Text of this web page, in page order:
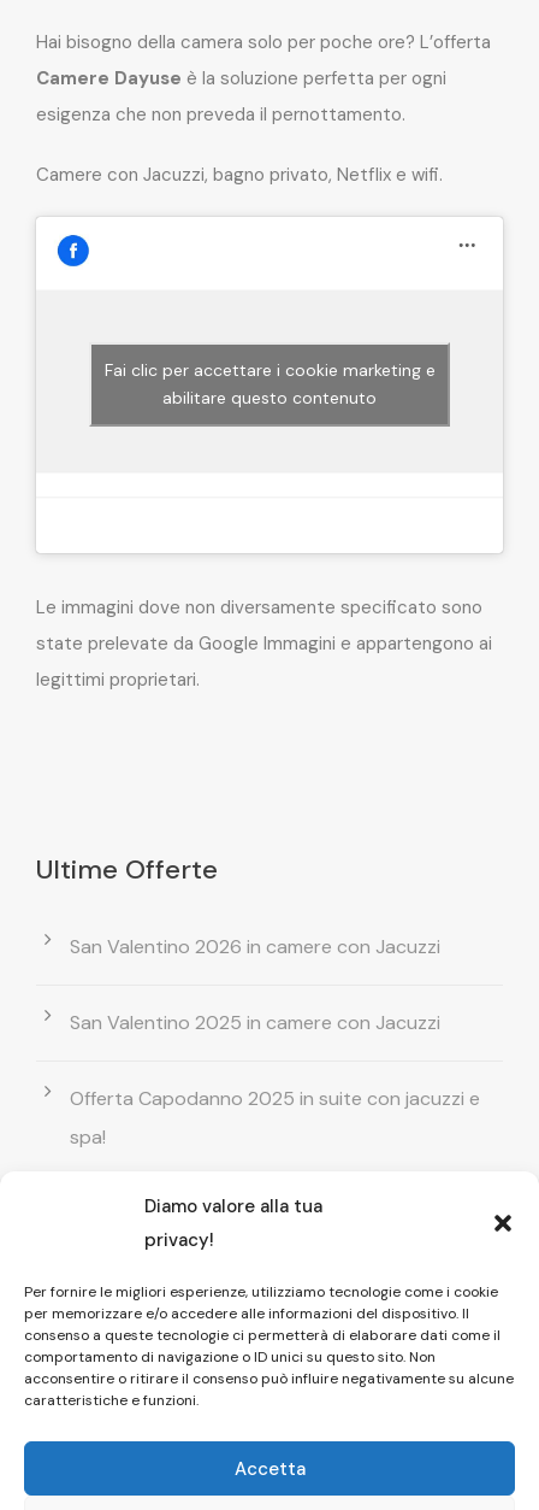
Diamo valore alla tua
privacy!
Per fornire le migliori esperienze, utilizziamo tecnologie come i cookie
per memorizzare e/o accedere alle informazioni del dispositivo. Il
consenso a queste tecnologie ci permetterà di elaborare dati come il
comportamento di navigazione o ID unici su questo sito. Non
acconsentire o ritirare il consenso può influire negativamente su alcune
caratteristiche e funzioni.
Accetta
Hai bisogno della camera solo per poche ore? L’offerta
Camere Dayuse è la soluzione perfetta per ogni
esigenza che non preveda il pernottamento.
Camere con Jacuzzi, bagno privato, Netflix e wifi.
Fai clic per accettare i cookie marketing e
abilitare questo contenuto
Le immagini dove non diversamente specificato sono
state prelevate da Google Immagini e appartengono ai
legittimi proprietari.
Ultime Offerte
San Valentino 2026 in camere con Jacuzzi
San Valentino 2025 in camere con Jacuzzi
Offerta Capodanno 2025 in suite con jacuzzi e
spa!
Offerta Natale in camera con vasca
idromassaggio ! Prenota il tuo relax esclusivo
Entrata GRATUITA in Piscina esterna! Il tuo relax
di coppia